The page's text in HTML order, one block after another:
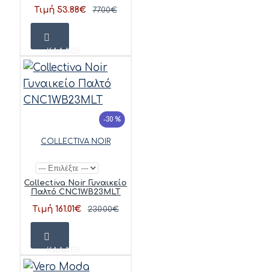
Τιμή 53.88€ 77.00€
ΚΑΛΆΘΙ
-30 %
COLLECTIVA NOIR
Collectiva Noir Γυναικείο
Παλτό CNC1WB23MLT
Τιμή 161.01€ 230.00€
ΚΑΛΆΘΙ